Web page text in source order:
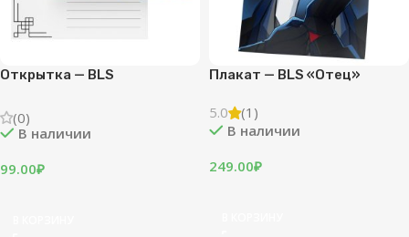
Открытка — BLS
(0)
В наличии
99.00₽
Плакат — BLS «Отец»
5.0
(1)
В наличии
249.00₽